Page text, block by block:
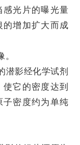
光片的曝光量
增加扩大而成
潜影经化学试剂
它的密度达到
密度约为单纯